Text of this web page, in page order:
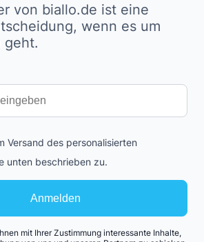
von biallo.de ist eine
wenn es um
geht.
Anmelden
Versand des personalisierten
unten beschrieben zu.
mit Ihrer Zustimmung interessante Inhalte,